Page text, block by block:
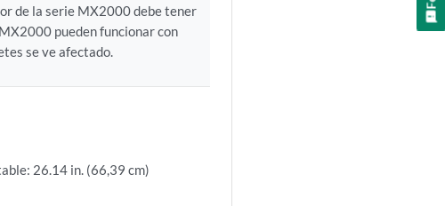
de la serie MX2000 debe tener
pueden funcionar con
se ve afectado.
26.14 in. (66,39 cm)